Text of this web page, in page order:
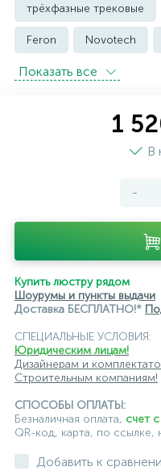
трёхфазные трековые
Feron Novotech
встраиваемые трековые
модульные трековые
светильники для
черные ЭРА
Показать всe
1
В
-
Купить люстру рядом
Шоурумы и пункты выдачи
Доставка БЕСПЛАТНО!*
СПЕЦИАЛЬНЫЕ УСЛОВИЯ:
Юридическим лицам!
Дизайнерам и
Строительным компаниям!
СПОСОБЫ ОПЛАТЫ:
Безналичная оплата, счет
QR-код, карта, по ссылке,
Добавить к